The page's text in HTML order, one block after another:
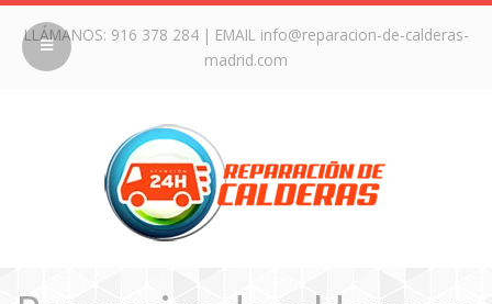
LLÁMANOS: 916 378 284| EMAIL info@reparacion-de-calderas-
madrid.com